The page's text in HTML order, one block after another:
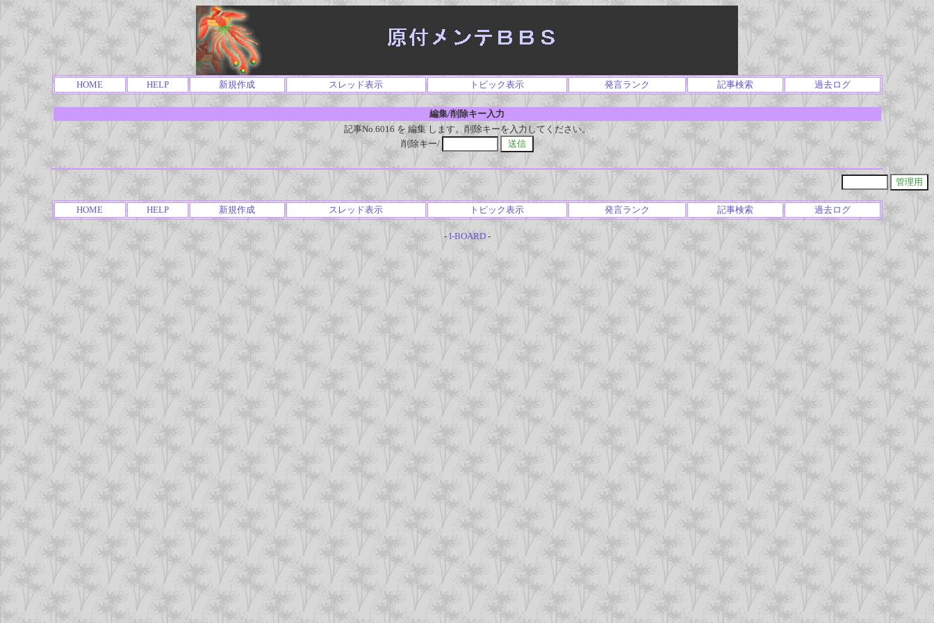
HOME HELP 新規作成 スレッド表示 トピック表示 発言ランク 記事検索 過去ログ
編集/削除キー入力
記事No.6016 を 編集 します。削除キーを入力してください。
削除キー/
HOME HELP 新規作成 スレッド表示 トピック表示 発言ランク 記事検索 過去ログ
- I-BOARD-